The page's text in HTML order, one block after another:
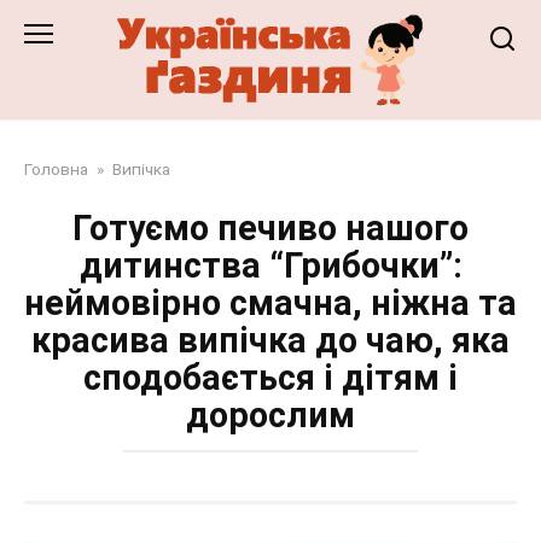
Головна » Випічка
Готуємо печиво нашого
дитинства “Грибочки”:
неймовірно смачна, ніжна та
красива випічка до чаю, яка
сподобається і дітям і
дорослим